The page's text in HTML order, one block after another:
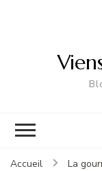
Accueil
La